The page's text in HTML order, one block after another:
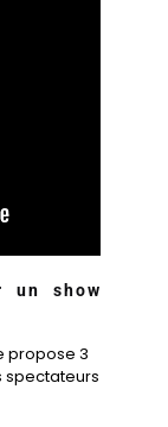
un show
propose 3
spectateurs